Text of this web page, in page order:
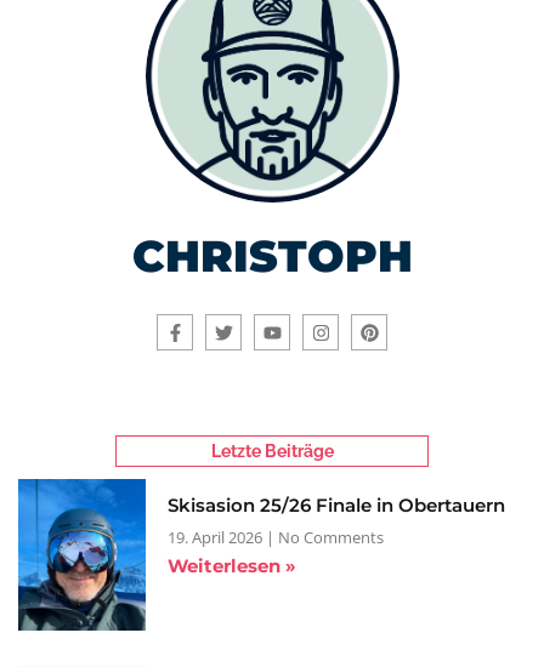
CHRISTOPH
Letzte Beiträge
Skisasion 25/26 Finale in Obertauern
19. April 2026 No Comments
Weiterlesen »